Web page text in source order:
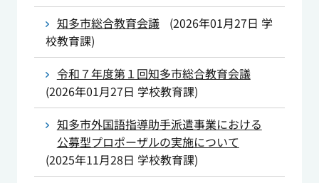
知多市総合教育会議
(2026年01月27日 学
校教育課)
令和７年度第１回知多市総合教育会議
(2026年01月27日 学校教育課)
知多市外国語指導助手派遣事業における
公募型プロポーザルの実施について
(2025年11月28日 学校教育課)